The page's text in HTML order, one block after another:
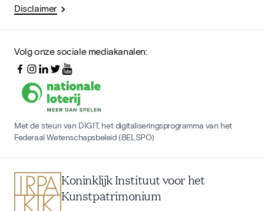
Disclaimer
Volg onze sociale mediakanalen:
Met de steun van DIGIT, het digitaliseringsprogramma van het
Federaal Wetenschapsbeleid (BELSPO)
Koninklijk Instituut voor het
Kunstpatrimonium